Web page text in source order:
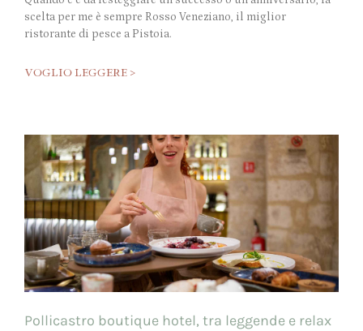
scelta per me è sempre Rosso Veneziano, il miglior
ristorante di pesce a Pistoia.
VOGLIO LEGGERE >
Pollicastro boutique hotel, tra leggende e relax